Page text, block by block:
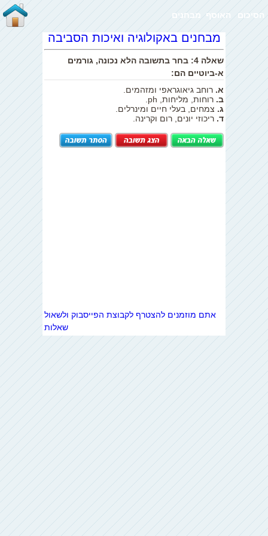
הסיכום האוסף מבחנים
מבחנים באקולוגיה ואיכות הסביבה
שאלה 4: בחר בתשובה הלא נכונה, גורמים
א-ביוטיים הם:
א. רוחב גיאוגראפי ומזהמים.
ב. רוחות, מליחות, ph.
ג. צמחים, בעלי חיים ומינרלים.
ד. ריכוזי יונים, רום וקרינה.
אתם מוזמנים להצטרף לקבוצת הפייסבוק ולשאול
שאלות